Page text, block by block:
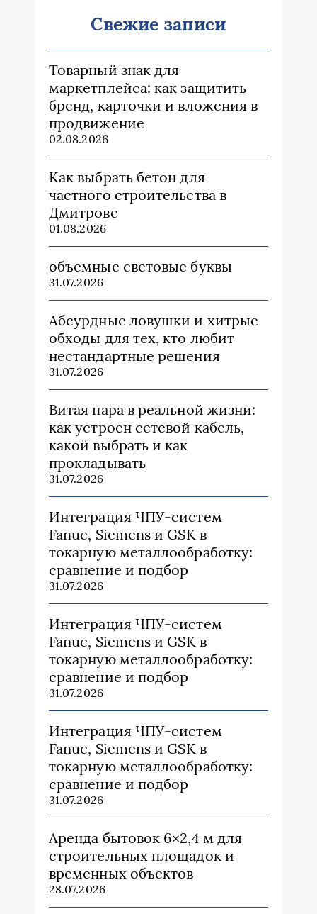
Свежие записи
Товарный знак для
маркетплейса: как защитить
бренд, карточки и вложения в
продвижение
02.08.2026
Как выбрать бетон для
частного строительства в
Дмитрове
01.08.2026
объемные световые буквы
31.07.2026
Абсурдные ловушки и хитрые
обходы для тех, кто любит
нестандартные решения
31.07.2026
Витая пара в реальной жизни:
как устроен сетевой кабель,
какой выбрать и как
прокладывать
31.07.2026
Интеграция ЧПУ-систем
Fanuc, Siemens и GSK в
токарную металлообработку:
сравнение и подбор
31.07.2026
Интеграция ЧПУ-систем
Fanuc, Siemens и GSK в
токарную металлообработку:
сравнение и подбор
31.07.2026
Интеграция ЧПУ-систем
Fanuc, Siemens и GSK в
токарную металлообработку:
сравнение и подбор
31.07.2026
Аренда бытовок 6×2,4 м для
строительных площадок и
временных объектов
28.07.2026